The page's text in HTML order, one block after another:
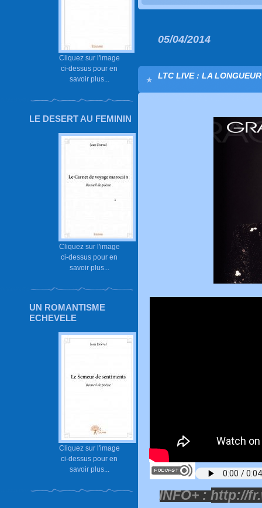
Cliquez sur l'image
ci-dessus pour en
savoir plus...
LE DESERT AU FEMININ
Cliquez sur l'image
ci-dessus pour en
savoir plus...
UN ROMANTISME
ECHEVELE
Cliquez sur l'image
ci-dessus pour en
savoir plus...
05/04/2014
LTC LIVE : LA
INFO+ :http://